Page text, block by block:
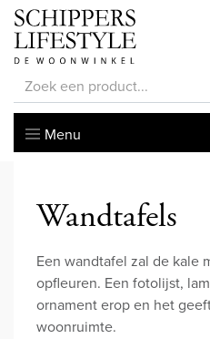
Menu
Wandtafels
Een wandtafel zal de kale
opfleuren. Een fotolijst,
ornament erop en het
woonruimte.